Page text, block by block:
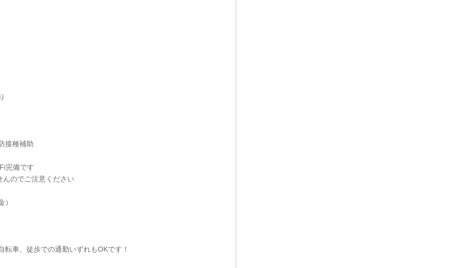
接種補助
完備です
のでご注意ください
）
転車、徒歩での通勤いずれもOKです！